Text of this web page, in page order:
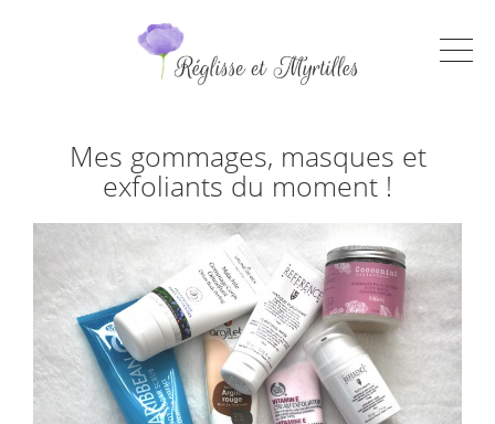
Mes gommages, masques et
exfoliants du moment !